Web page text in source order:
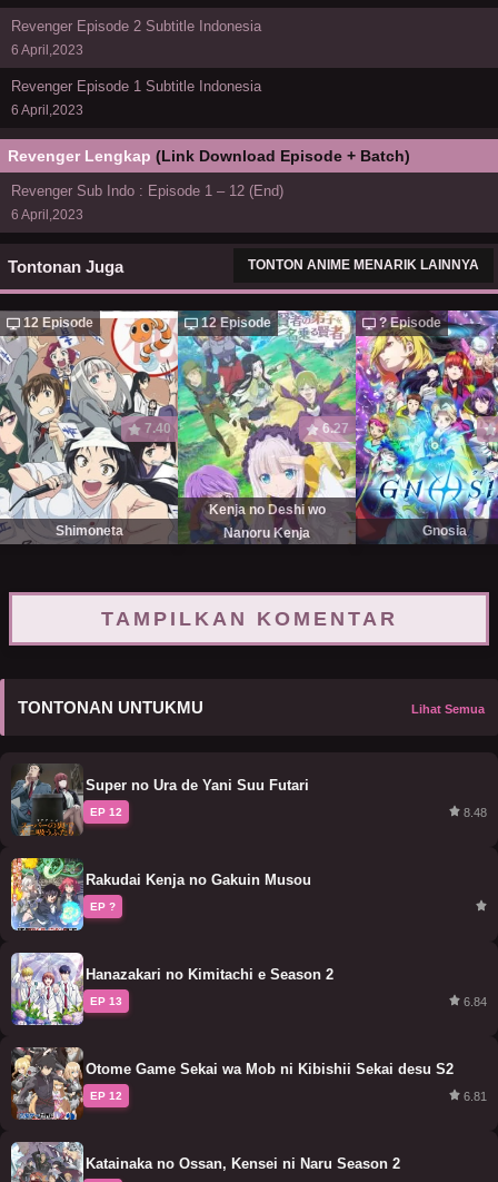
Revenger Episode 2 Subtitle Indonesia
6 April,2023
Revenger Episode 1 Subtitle Indonesia
6 April,2023
Revenger Lengkap (Link Download Episode + Batch)
Revenger Sub Indo : Episode 1 – 12 (End)
6 April,2023
Tontonan Juga TONTON ANIME MENARIK LAINNYA
12 Episode
7.40
Shimoneta
12 Episode
6.27
Kenja no Deshi wo
Nanoru Kenja
? Episode
Gnosia
TAMPILKAN KOMENTAR
TONTONAN UNTUKMU Lihat Semua
Super no Ura de Yani Suu Futari
EP 12 8.48
Rakudai Kenja no Gakuin Musou
EP ?
Hanazakari no Kimitachi e Season 2
EP 13 6.84
Otome Game Sekai wa Mob ni Kibishii Sekai desu S2
EP 12 6.81
Katainaka no Ossan, Kensei ni Naru Season 2